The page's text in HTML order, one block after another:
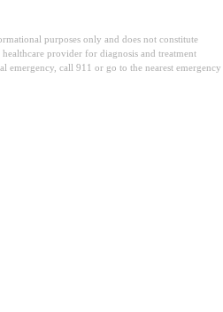
purposes only and does not constitute
provider for diagnosis and treatment
emergency, call 911 or go to the nearest emergency